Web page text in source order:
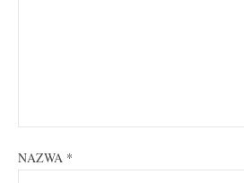
NAZWA *